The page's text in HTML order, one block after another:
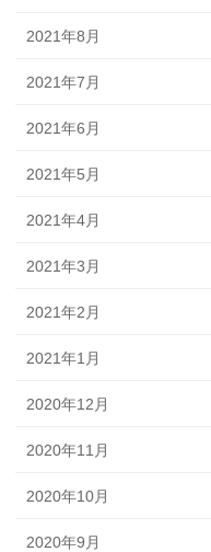
2021年8月
2021年7月
2021年6月
2021年5月
2021年4月
2021年3月
2021年2月
2021年1月
2020年12月
2020年11月
2020年10月
2020年9月